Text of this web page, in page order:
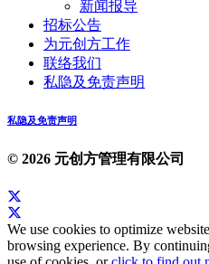
新闻报导
招标公告
为元创方工作
联络我们
私隐及免责声明
私隐及免责声明
© 2026 元创方管理有限公司
We use cookies to optimize
browsing experience. By